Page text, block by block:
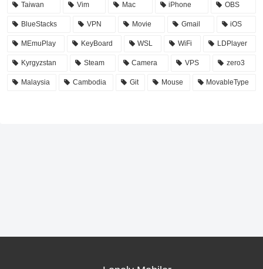
Taiwan Vim Mac iPhone OBS
BlueStacks VPN Movie Gmail iOS
MEmuPlay KeyBoard WSL WiFi LDPlayer
Kyrgyzstan Steam Camera VPS zero3
Malaysia Cambodia Git Mouse MovableType